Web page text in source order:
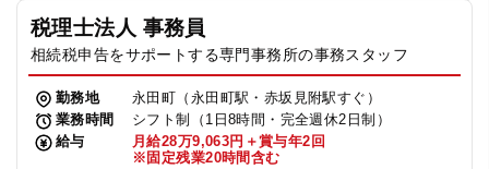
税理士法人 事務員
相続税申告をサポートする専門事務所の事務スタッフ
勤務地
永田町（永田町駅・赤坂見附駅すぐ）
業務時間
シフト制（1日8時間・完全週休2日制）
給与
月給28万9,063円＋賞与年2回
※固定残業20時間含む